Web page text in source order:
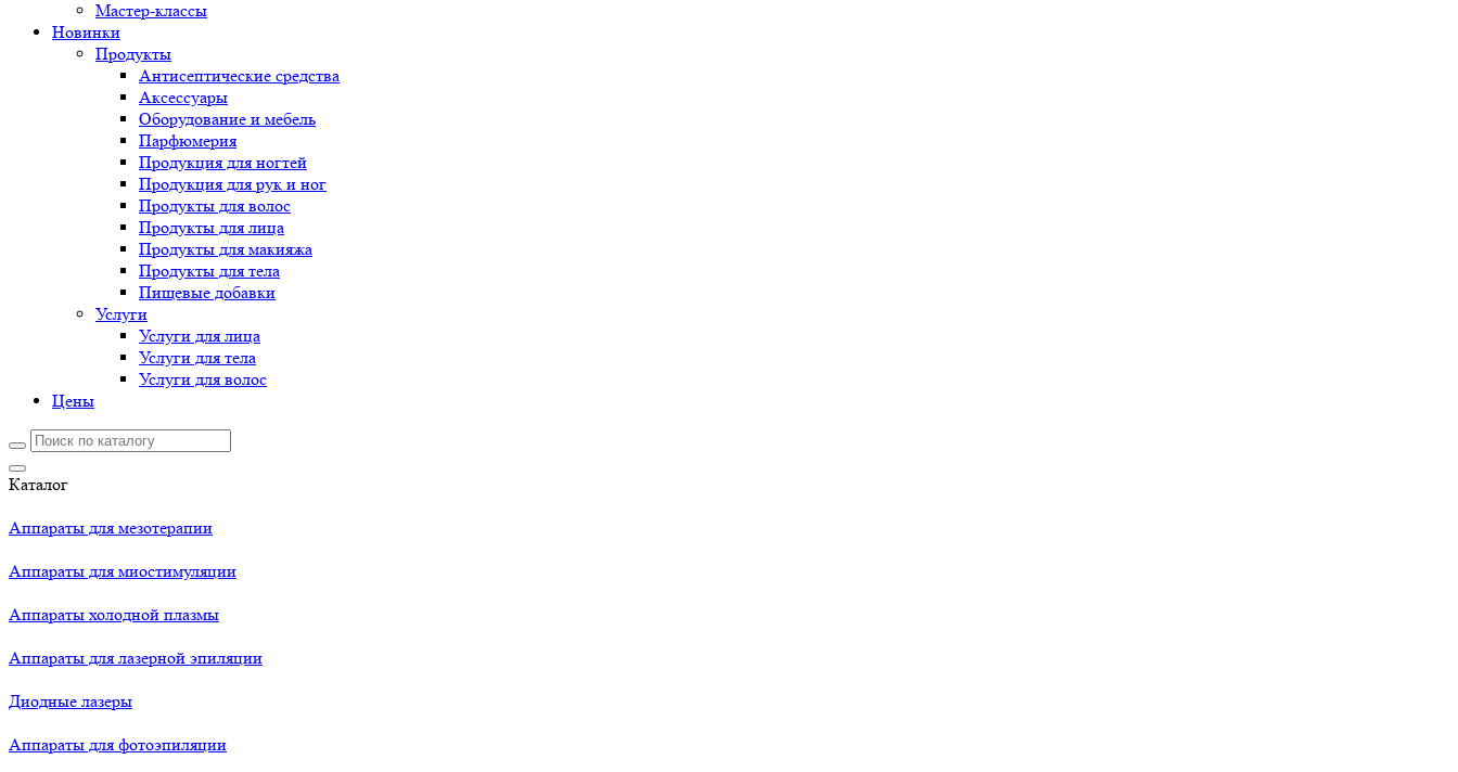
Мастер-классы
Новинки
Продукты
Антисептические средства
Аксессуары
Оборудование и мебель
Парфюмерия
Продукция для ногтей
Продукция для рук и ног
Продукты для волос
Продукты для лица
Продукты для макияжа
Продукты для тела
Пищевые добавки
Услуги
Услуги для лица
Услуги для тела
Услуги для волос
Цены
Каталог
Аппараты для мезотерапии
Аппараты для миостимуляции
Аппараты холодной плазмы
Аппараты для лазерной эпиляции
Диодные лазеры
Аппараты для фотоэпиляции